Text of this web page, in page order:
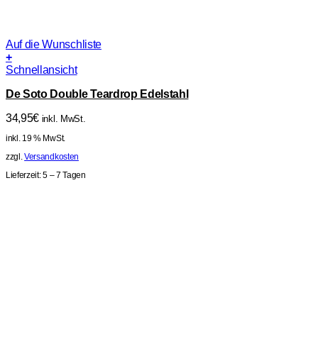
Auf die Wunschliste
+
Schnellansicht
De Soto Double Teardrop Edelstahl
34,95€ inkl. MwSt.
inkl. 19 % MwSt.
zzgl.Versandkosten
Lieferzeit:5 – 7 Tagen